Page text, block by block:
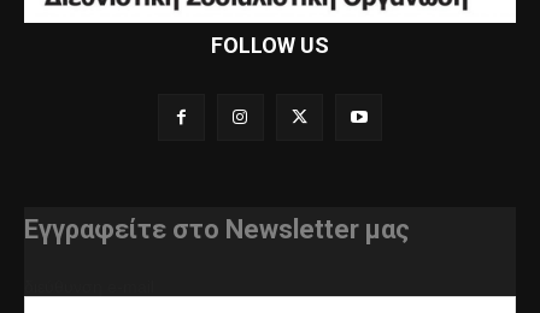
FOLLOW US
Εγγραφείτε στο Newsletter μας